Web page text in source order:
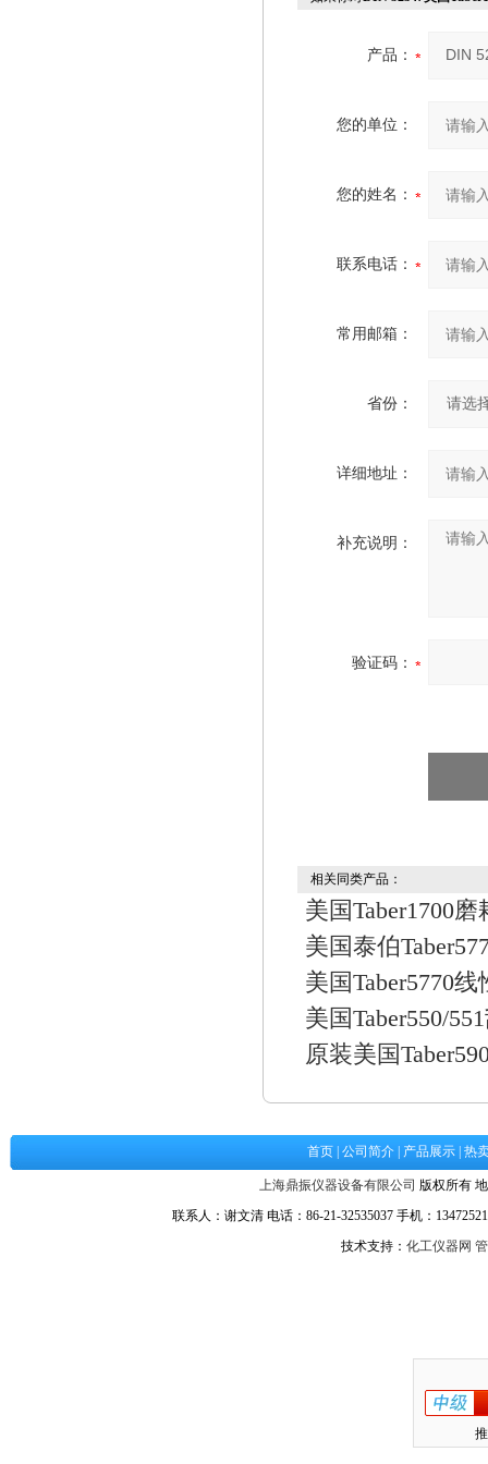
产品：
您的单位：
您的姓名：
联系电话：
常用邮箱：
省份：
详细地址：
补充说明：
验证码：
相关同类产品：
美国Taber1700
美国泰伯
美国Taber5770
美国Taber550/
原装美国
首页 公司简介 产品展示 热
上海鼎振仪器设备有限公司 版权所有
联系人：谢文清 电话：86-21-32535037 手机：
技术支持： 化工仪器网